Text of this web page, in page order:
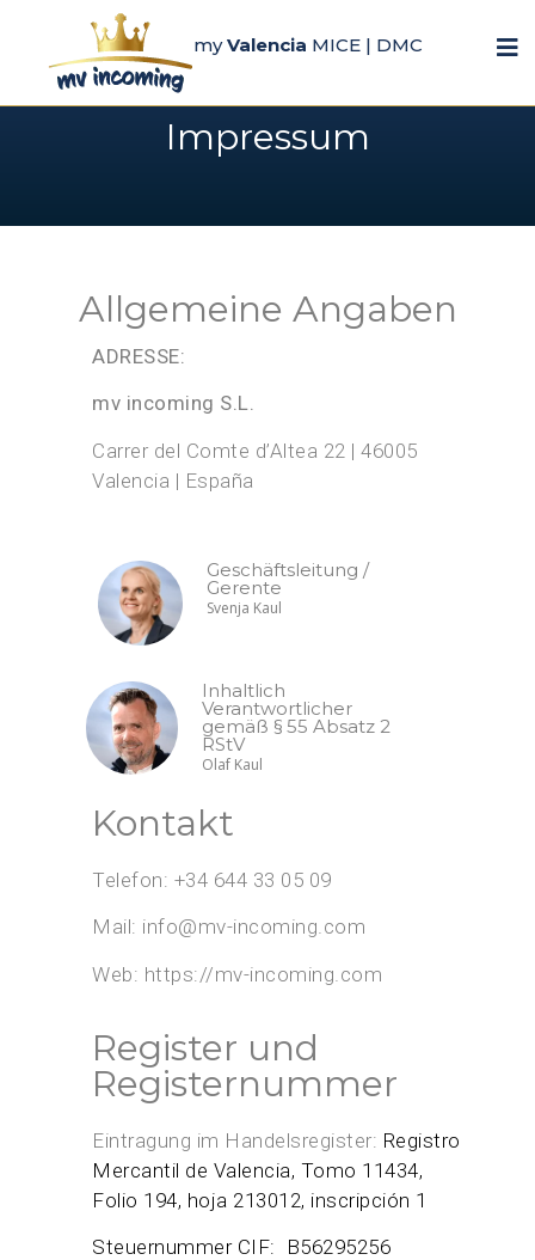
myValencia MICE | DMC
Impressum
Allgemeine Angaben
ADRESSE:
mv incoming S.L.
Carrer del Comte d’Altea 22 | 46005
Valencia | España
Geschäftsleitung /
Gerente
Svenja Kaul
Inhaltlich
Verantwortlicher
gemäß § 55 Absatz 2
RStV
Olaf Kaul
Kontakt
Telefon: +34 644 33 05 09
Mail: info@mv-incoming.com
Web: https://mv-incoming.com
Register und
Registernummer
Eintragung im Handelsregister: Registro
Mercantil de Valencia, Tomo 11434,
Folio 194, hoja 213012, inscripción 1
Steuernummer CIF: B56295256